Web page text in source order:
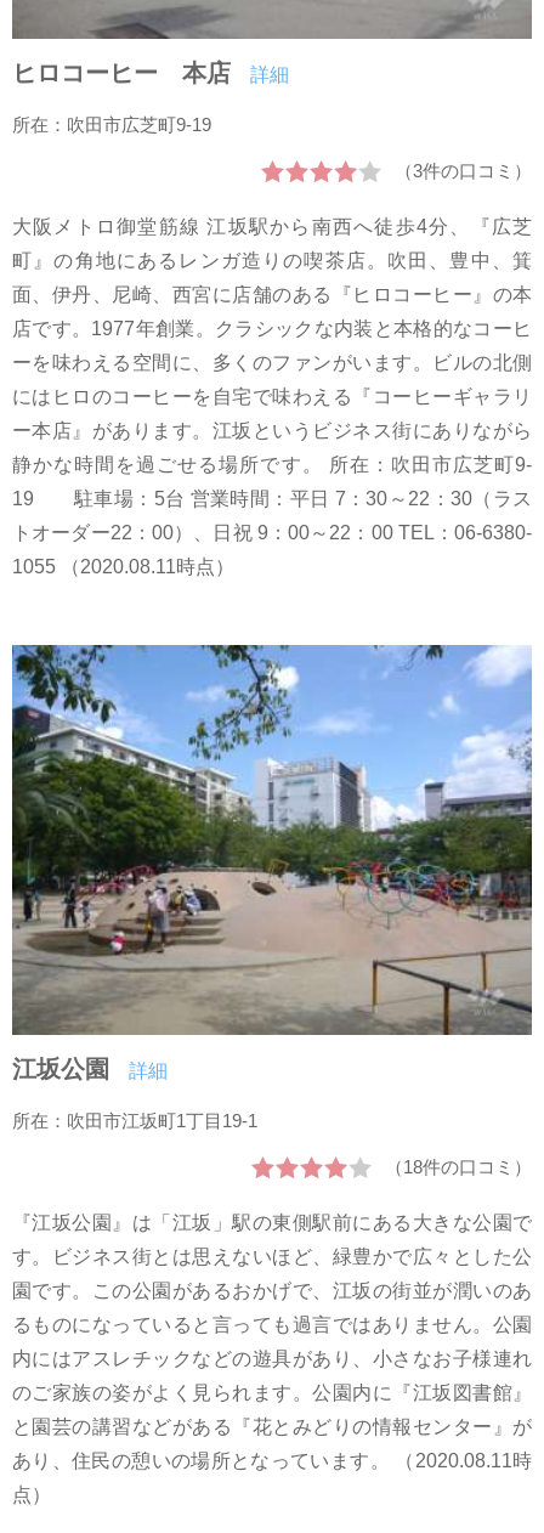
ヒロコーヒー 本店 詳細
所在：吹田市広芝町9-19
（3件の口コミ）
大阪メトロ御堂筋線 江坂駅から南西へ徒歩4分、『広芝
町』の角地にあるレンガ造りの喫茶店。吹田、豊中、箕
面、伊丹、尼崎、西宮に店舗のある『ヒロコーヒー』の本
店です。1977年創業。クラシックな内装と本格的なコーヒ
ーを味わえる空間に、多くのファンがいます。ビルの北側
にはヒロのコーヒーを自宅で味わえる『コーヒーギャラリ
ー本店』があります。江坂というビジネス街にありながら
静かな時間を過ごせる場所です。 所在：吹田市広芝町9-
19 駐車場：5台 営業時間：平日 7：30～22：30（ラス
トオーダー22：00）、日祝 9：00～22：00 TEL：06-6380-
1055 （2020.08.11時点）
江坂公園 詳細
所在：吹田市江坂町1丁目19-1
（18件の口コミ）
『江坂公園』は「江坂」駅の東側駅前にある大きな公園で
す。ビジネス街とは思えないほど、緑豊かで広々とした公
園です。この公園があるおかげで、江坂の街並が潤いのあ
るものになっていると言っても過言ではありません。公園
内にはアスレチックなどの遊具があり、小さなお子様連れ
のご家族の姿がよく見られます。公園内に『江坂図書館』
と園芸の講習などがある『花とみどりの情報センター』が
あり、住民の憩いの場所となっています。 （2020.08.11時
点）